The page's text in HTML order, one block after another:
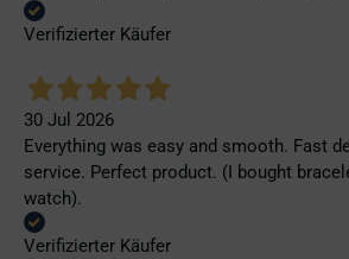
Verifizierter Käufer
30 Jul 2026
Everything was easy and smooth. Fast
service. Perfect product. (I bought
watch).
Verifizierter Käufer